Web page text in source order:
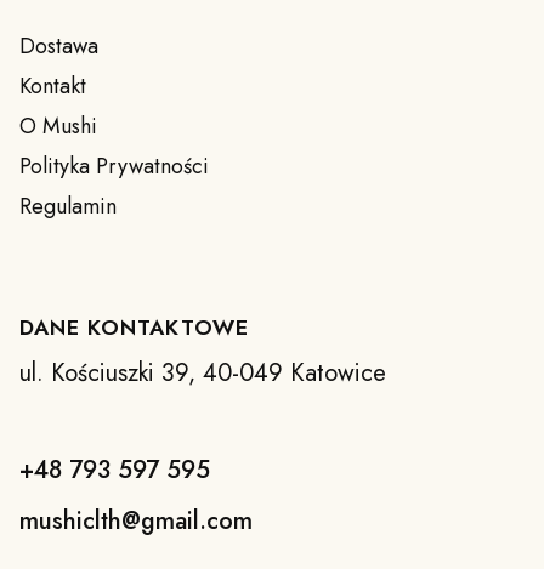
Dostawa
Kontakt
O Mushi
Polityka Prywatności
Regulamin
DANE KONTAKTOWE
ul. Kościuszki 39, 40-049 Katowice
+48 793 597 595
mushiclth@gmail.com